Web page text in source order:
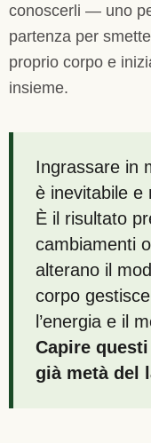
conoscerli — uno
partenza per
proprio corpo e
insieme.
Ingrassare in
è inevitabile e
È il risultato
cambiamenti
alterano il
corpo
l’energia e il
Capire
già metà del